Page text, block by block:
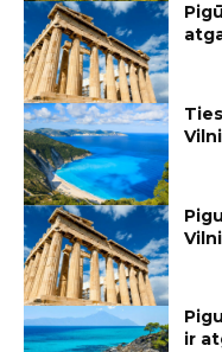
ir